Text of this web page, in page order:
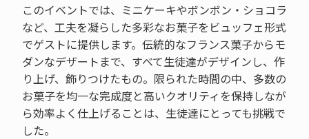
このイベントでは、ミニケーキやボンボン・ショコラ
など、工夫を凝らした多彩なお菓子をビュッフェ形式
でゲストに提供します。伝統的なフランス菓子からモ
ダンなデザートまで、すべて生徒達がデザインし、作
り上げ、飾りつけたもの。限られた時間の中、多数の
お菓子を均一な完成度と高いクオリティを保持しなが
ら効率よく仕上げることは、生徒達にとっても挑戦で
した。